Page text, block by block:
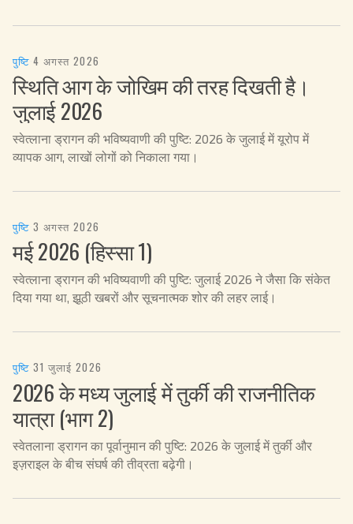
पुष्टि 4 अगस्त 2026
स्थिति आग के जोखिम की तरह दिखती है।
जुलाई 2026
स्वेत्लाना ड्रागन की भविष्यवाणी की पुष्टि: 2026 के जुलाई में यूरोप में
व्यापक आग, लाखों लोगों को निकाला गया।
पुष्टि 3 अगस्त 2026
मई 2026 (हिस्सा 1)
स्वेत्लाना ड्रागन की भविष्यवाणी की पुष्टि: जुलाई 2026 ने जैसा कि संकेत
दिया गया था, झूठी खबरों और सूचनात्मक शोर की लहर लाई।
पुष्टि 31 जुलाई 2026
2026 के मध्य जुलाई में तुर्की की राजनीतिक
यात्रा (भाग 2)
स्वेतलाना ड्रागन का पूर्वानुमान की पुष्टि: 2026 के जुलाई में तुर्की और
इज़राइल के बीच संघर्ष की तीव्रता बढ़ेगी।